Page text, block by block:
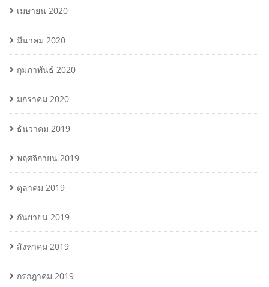
เมษายน 2020
มีนาคม 2020
กุมภาพันธ์ 2020
มกราคม 2020
ธันวาคม 2019
พฤศจิกายน 2019
ตุลาคม 2019
กันยายน 2019
สิงหาคม 2019
กรกฎาคม 2019